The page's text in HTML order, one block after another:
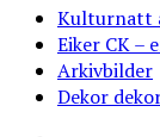
Kulturnatt
Eiker CK –
Arkivbilder
Dekor